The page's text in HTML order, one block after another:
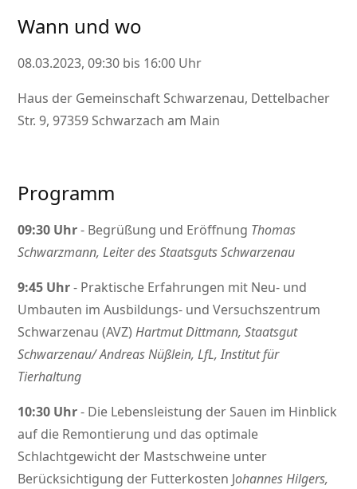
Wann und wo
08.03.2023, 09:30 bis 16:00 Uhr
Haus der Gemeinschaft Schwarzenau, Dettelbacher
Str. 9, 97359 Schwarzach am Main
Programm
09:30 Uhr- Begrüßung und Eröffnung Thomas
Schwarzmann, Leiter des Staatsguts Schwarzenau
9:45 Uhr- Praktische Erfahrungen mit Neu- und
Umbauten im Ausbildungs- und Versuchszentrum
Schwarzenau (AVZ)Hartmut Dittmann, Staatsgut
Schwarzenau/ Andreas Nüßlein, LfL, Institut für
Tierhaltung
10:30 Uhr- Die Lebensleistung der Sauen im Hinblick
auf die Remontierung und das optimale
Schlachtgewicht der Mastschweine unter
Berücksichtigung der Futterkosten Johannes Hilgers,